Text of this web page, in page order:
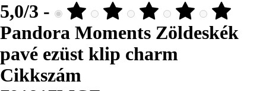
5,0/3 -
Pandora Moments Zöldeskék
pavé ezüst klip charm
Cikkszám